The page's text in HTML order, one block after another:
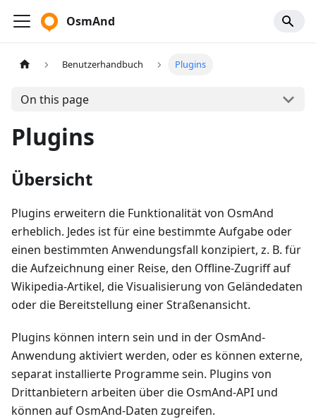
OsmAnd
Benutzerhandbuch Plugins
On this page
Plugins
Übersicht
Plugins erweitern die Funktionalität von OsmAnd
erheblich. Jedes ist für eine bestimmte Aufgabe oder
einen bestimmten Anwendungsfall konzipiert, z. B. für
die Aufzeichnung einer Reise, den Offline-Zugriff auf
Wikipedia-Artikel, die Visualisierung von Geländedaten
oder die Bereitstellung einer Straßenansicht.
Plugins können intern sein und in der OsmAnd-
Anwendung aktiviert werden, oder es können externe,
separat installierte Programme sein. Plugins von
Drittanbietern arbeiten über die OsmAnd-API und
können auf OsmAnd-Daten zugreifen.